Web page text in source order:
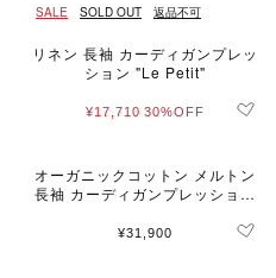
SALE SOLD OUT 返品不可
リネン 長袖 カーディガンプレッ
ション "Le Petit"
¥17,710 30%OFF
オーガニックコットン メルトン
長袖 カーディガンプレッション
¥31,900